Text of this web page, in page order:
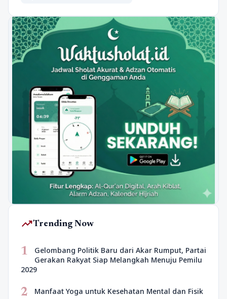
trending_upTrending Now
1
Gelombang Politik Baru dari Akar Rumput, Partai
Gerakan Rakyat Siap Melangkah Menuju Pemilu
2029
2 Manfaat Yoga untuk Kesehatan Mental dan Fisik